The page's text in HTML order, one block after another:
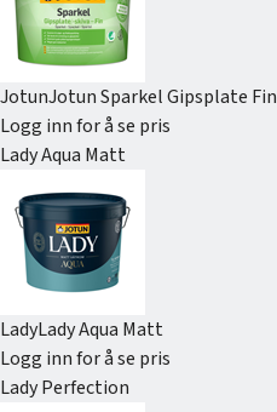
JotunJotun Sparkel Gipsplate Fin
Logg inn for å se pris
Lady Aqua Matt
LadyLady Aqua Matt
Logg inn for å se pris
Lady Perfection